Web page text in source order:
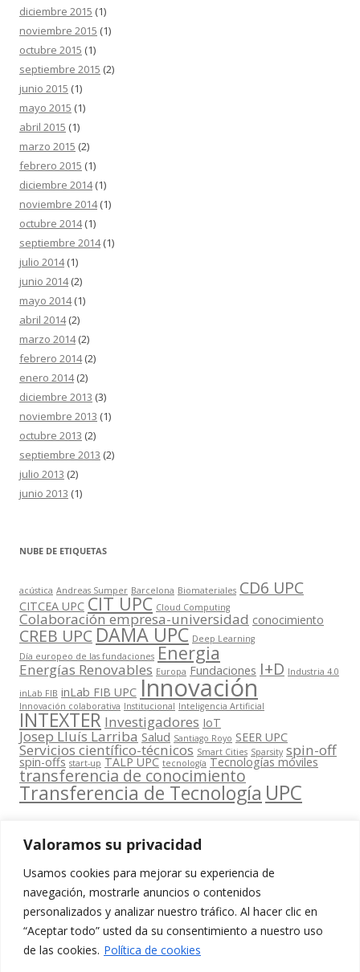
Valoramos su privacidad
Usamos cookies para mejorar su experiencia de
navegación, mostrarle anuncios o contenidos
personalizados y analizar nuestro tráfico. Al hacer clic en
“Aceptar todo” usted da su consentimiento a nuestro uso
de las cookies. Política de cookies
diciembre 2015 (1)
noviembre 2015 (1)
octubre 2015 (1)
septiembre 2015 (2)
junio 2015 (1)
mayo 2015 (1)
abril 2015 (1)
marzo 2015 (2)
febrero 2015 (1)
diciembre 2014(1)
noviembre 2014(1)
octubre 2014(1)
septiembre 2014(1)
julio 2014(1)
junio 2014(2)
mayo 2014(1)
abril 2014(2)
marzo 2014(2)
febrero 2014(2)
enero 2014(2)
diciembre 2013 (3)
noviembre 2013 (1)
octubre 2013 (2)
septiembre 2013 (2)
julio 2013 (2)
junio 2013 (1)
NUBE DE ETIQUETAS
acústica Andreas Sumper Barcelona Biomateriales CD6 UPC
CITCEA UPC CIT UPC Cloud Computing
Colaboración empresa-universidad conocimiento
CREB UPCDAMA UPC Deep Learning
Día europeo de las fundaciones Energia
Energías Renovables Europa Fundaciones I+D Industria 4.0
inLab FIB inLab FIB UPC Innovación
Innovación colaborativa Institucional Inteligencia Artificial
INTEXTER Investigadores IoT
Josep Lluís Larriba Salud Santiago Royo SEER UPC
Servicios científico-técnicos Smart Cities Sparsity spin-off
spin-offs start-up TALP UPC tecnología Tecnologías móviles
transferencia de conocimiento
Transferencia de Tecnología UPC
Contacta
amb
nosaltres
Edifici
www.cit.upc.edu
Segueix-nos